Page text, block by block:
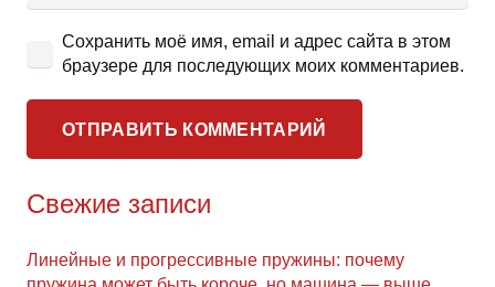
Сохранить моё имя, email и адрес сайта в этом
браузере для последующих моих комментариев.
ОТПРАВИТЬ КОММЕНТАРИЙ
Свежие записи
Линейные и прогрессивные пружины: почему